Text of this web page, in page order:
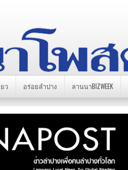
ว อร่อยลำปาง ลานนาBIZWEEK